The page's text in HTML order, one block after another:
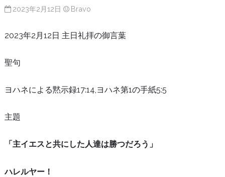
2023年2月12日 Bravo
2023年2月12日 主日礼拝の御言葉
聖句
ヨハネによる黙示録17:14,ヨハネ第1の手紙5:5
主題
「主イエスと共にした人達は勝つだろう」
ハレルヤー！